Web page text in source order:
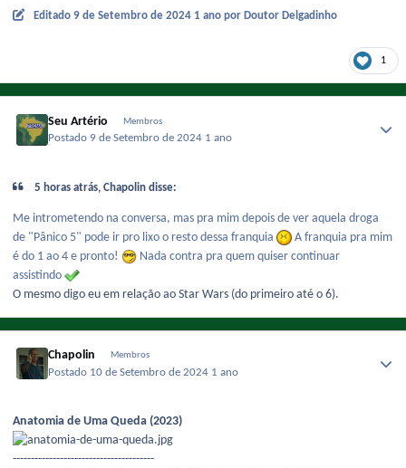
Editado 9 de Setembro de 2024 1 ano por Doutor Delgadinho
1
Seu Artério Membros
Postado 9 de Setembro de 2024 1 ano
5 horas atrás, Chapolin disse:
Me intrometendo na conversa, mas pra mim depois de ver aquela droga
de "Pânico 5" pode ir pro lixo o resto dessa franquia
A franquia pra mim
é do 1 ao 4 e pronto!
Nada contra pra quem quiser continuar
assistindo
O mesmo digo eu em relação ao Star Wars (do primeiro até o 6).
Chapolin Membros
Postado 10 de Setembro de 2024 1 ano
Anatomia de Uma Queda (2023)
---------------------------------------